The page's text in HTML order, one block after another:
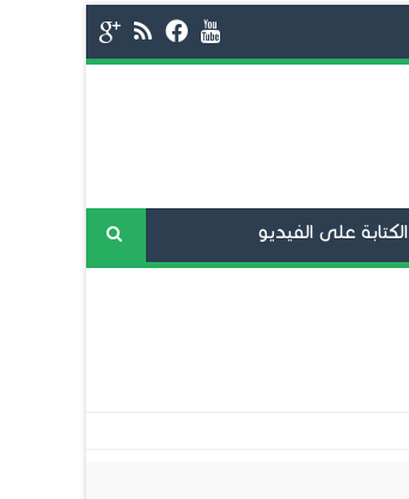
الكتابة على الفيديو